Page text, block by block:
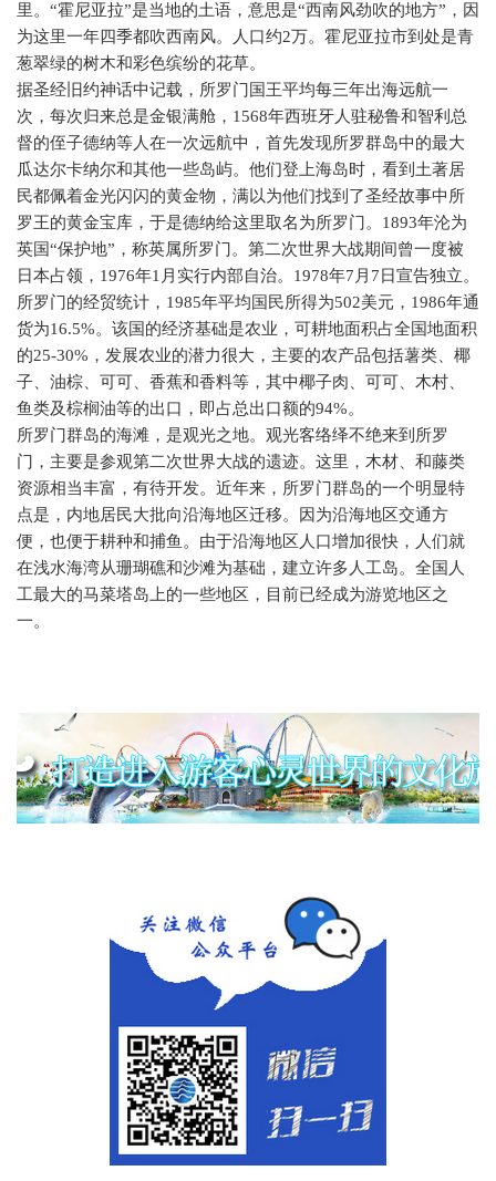
里。“霍尼亚拉”是当地的土语，意思是“西南风劲吹的地方”，因
为这里一年四季都吹西南风。人口约2万。霍尼亚拉市到处是青
葱翠绿的树木和彩色缤纷的花草。
据圣经旧约神话中记载，所罗门国王平均每三年出海远航一
次，每次归来总是金银满舱， 1568年西班牙人驻秘鲁和智利总
督的侄子德纳等人在一次远航中，首先发现所罗群岛中的最大
瓜达尔卡纳尔和其他一些岛屿。他们登上海岛时，看到土著居
民都佩着金光闪闪的黄金物，满以为他们找到了圣经故事中所
罗王的黄金宝库，于是德纳给这里取名为所罗门。 1893年沦为
英国“保护地”，称英属所罗门。第二次世界大战期间曾一度被
日本占领， 1976年1月实行内部自治。 1978年7月 7 日宣告独立。
所罗门的经贸统计， 1985年平均国民所得为502美元， 1986年通
货为16.5%。该国的经济基础是农业，可耕地面积占全国地面积
的25-30% ，发展农业的潜力很大，主要的农产品包括薯类、椰
子、油棕、可可、香蕉和香料等，其中椰子肉、可可、木村、
鱼类及棕榈油等的出口，即占总出口额的94%。
所罗门群岛的海滩，是观光之地。观光客络绎不绝来到所罗
门，主要是参观第二次世界大战的遗迹。这里，木材、和藤类
资源相当丰富，有待开发。近年来，所罗门群岛的一个明显特
点是，内地居民大批向沿海地区迁移。因为沿海地区交通方
便，也便于耕种和捕鱼。由于沿海地区人口增加很快，人们就
在浅水海湾从珊瑚礁和沙滩为基础，建立许多人工岛。全国人
工最大的马菜塔岛上的一些地区，目前已经成为游览地区之
一。